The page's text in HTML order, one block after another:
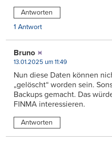
Antworten
1 Antwort
Bruno
13.01.2025 um 11:49
Nun diese Daten können
„gelöscht“ worden sein.
Backups gemacht. Das
FINMA interessieren.
Antworten